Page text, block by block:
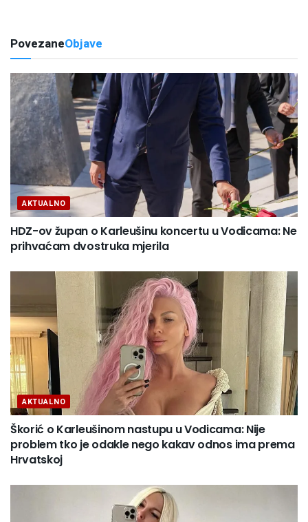
PovezaneObjave
AKTUALNO
HDZ-ov župan o Karleušinu koncertu u Vodicama: Ne
prihvaćam dvostruka mjerila
AKTUALNO
Škorić o Karleušinom nastupu u Vodicama: Nije
problem tko je odakle nego kakav odnos ima prema
Hrvatskoj